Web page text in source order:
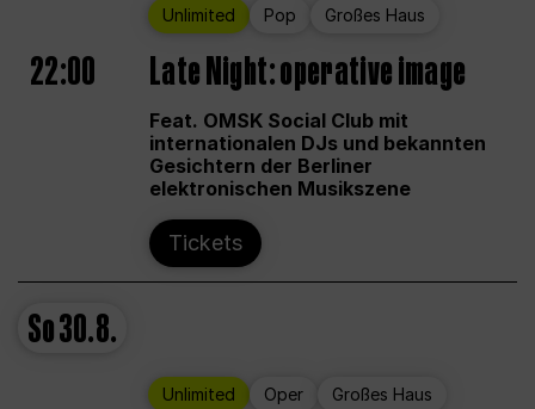
Unlimited Pop Großes Haus
22:00 Late Night: operative image
Feat. OMSK Social Club mit
internationalen DJs und bekannten
Gesichtern der Berliner
elektronischen Musikszene
Tickets
So30.8.
Unlimited Oper Großes Haus